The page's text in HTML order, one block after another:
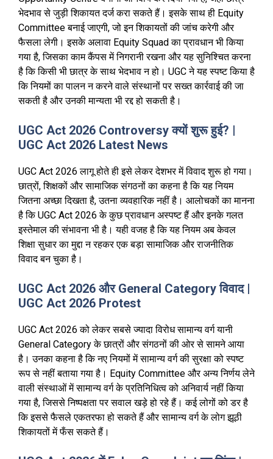
भेदभाव से जुड़ी शिकायत दर्ज करा सकते हैं। इसके साथ ही Equity
Committee बनाई जाएगी, जो इन शिकायतों की जांच करेगी और
फैसला लेगी। इसके अलावा Equity Squad का प्रावधान भी किया
गया है, जिसका काम कैंपस में निगरानी रखना और यह सुनिश्चित करना
है कि किसी भी छात्र के साथ भेदभाव न हो। UGC ने यह स्पष्ट किया है
कि नियमों का पालन न करने वाले संस्थानों पर सख्त कार्रवाई की जा
सकती है और उनकी मान्यता भी रद्द हो सकती है।
UGC Act 2026 Controversy क्यों शुरू हुई? |
UGC Act 2026 Latest News
UGC Act 2026 लागू होते ही इसे लेकर देशभर में विवाद शुरू हो गया।
छात्रों, शिक्षकों और सामाजिक संगठनों का कहना है कि यह नियम
जितना अच्छा दिखता है, उतना व्यवहारिक नहीं है। आलोचकों का मानना
है कि UGC Act 2026 के कुछ प्रावधान अस्पष्ट हैं और इनके गलत
इस्तेमाल की संभावना भी है। यही वजह है कि यह नियम अब केवल
शिक्षा सुधार का मुद्दा न रहकर एक बड़ा सामाजिक और राजनीतिक
विवाद बन चुका है।
UGC Act 2026 और General Category विवाद |
UGC Act 2026 Protest
UGC Act 2026 को लेकर सबसे ज्यादा विरोध सामान्य वर्ग यानी
General Category के छात्रों और संगठनों की ओर से सामने आया
है। उनका कहना है कि नए नियमों में सामान्य वर्ग की सुरक्षा को स्पष्ट
रूप से नहीं बताया गया है। Equity Committee और अन्य निर्णय लेने
वाली संस्थाओं में सामान्य वर्ग के प्रतिनिधित्व को अनिवार्य नहीं किया
गया है, जिससे निष्पक्षता पर सवाल खड़े हो रहे हैं। कई लोगों को डर है
कि इससे फैसले एकतरफा हो सकते हैं और सामान्य वर्ग के लोग झूठी
शिकायतों में फँस सकते हैं।